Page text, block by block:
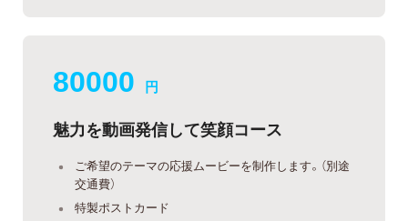
80000 円
魅力を動画発信して笑顔コース
ご希望のテーマの応援ムービーを制作します。（別途
交通費）
特製ポストカード